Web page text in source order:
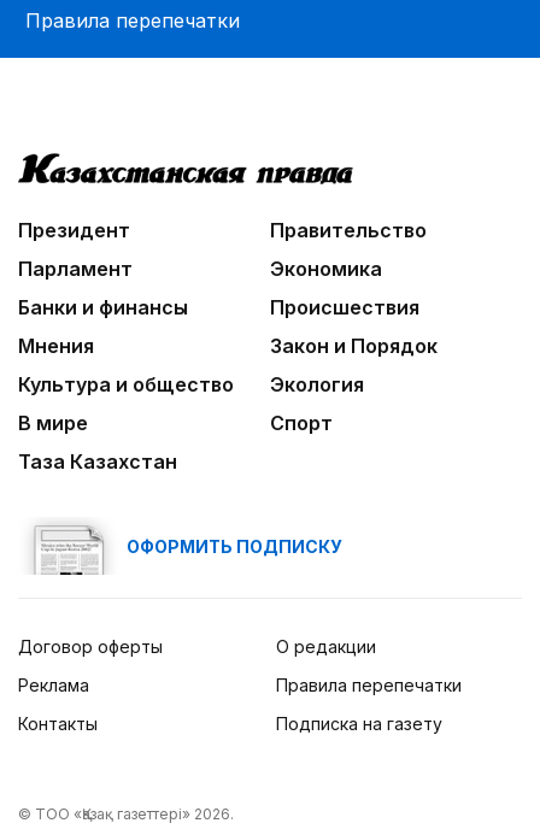
Правила перепечатки
Президент
Правительство
Парламент
Экономика
Банки и финансы
Происшествия
Мнения
Закон и Порядок
Культура и общество
Экология
В мире
Спорт
Таза Казахстан
ОФОРМИТЬ ПОДПИСКУ
Договор оферты
Реклама
Контакты
О редакции
Правила перепечатки
Подписка на газету
© ТОО «Қазақ газеттері» 2026.